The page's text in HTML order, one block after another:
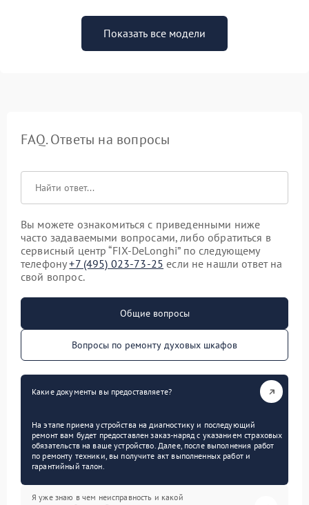
Показать все модели
FAQ. Ответы на вопросы
Вы можете ознакомиться с приведенными ниже
часто задаваемыми вопросами, либо обратиться в
сервисный центр “FIX-DeLonghi” по следующему
телефону+7 (495) 023-73-25 если не нашли ответ на
свой вопрос.
Общие вопросы
Вопросы по ремонту духовых шкафов
Какие документы вы предоставляете?
На этапе приема устройства на диагностику и последующий
ремонт вам будет предоставлен заказ-наряд с указанием страховых
обязательств на ваше устройство. Далее, после выполнения работ
по ремонту техники, вы получите акт выполненных работ и
гарантийный талон.
Я уже знаю в чем неисправность и какой